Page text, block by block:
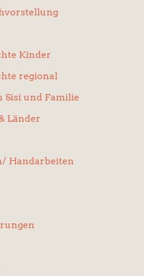
Kinder
regional
Sisi und Familie
Länder
Handarbeiten